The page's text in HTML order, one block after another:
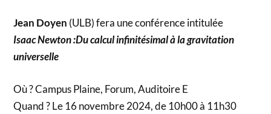
Jean Doyen (ULB) fera une conférence intitulée
Isaac Newton :Du calcul infinitésimal à la gravitation
universelle
Où ? Campus Plaine, Forum, Auditoire E
Quand ? Le 16 novembre 2024, de 10h00 à 11h30